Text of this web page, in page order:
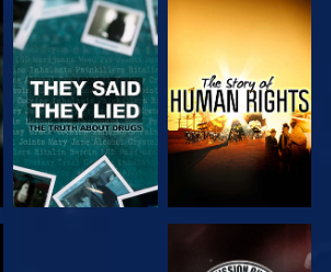
REGARDER REGARDER